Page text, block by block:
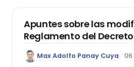
Apuntes sobre las
Reglamento del
1400, que aprueba el
Garantía Mobiliaria
Max Adolfo Panay Cuya